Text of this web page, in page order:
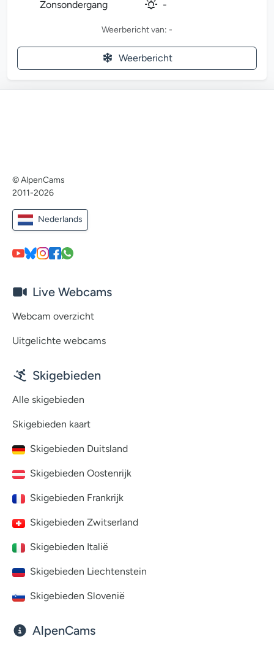
Zonsondergang
-
Weerbericht van: -
Weerbericht
© AlpenCams
2011-2026
Nederlands
Live Webcams
Webcam overzicht
Uitgelichte webcams
Skigebieden
Alle skigebieden
Skigebieden kaart
Skigebieden Duitsland
Skigebieden Oostenrijk
Skigebieden Frankrijk
Skigebieden Zwitserland
Skigebieden Italië
Skigebieden Liechtenstein
Skigebieden Slovenië
AlpenCams